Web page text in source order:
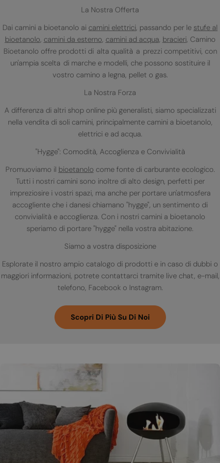
La Nostra Offerta
Dai camini a bioetanolo ai camini elettrici, passando per le stufe al
bioetanolo, camini da esterno, camini ad acqua, bracieri, Camino
Bioetanolo offre prodotti di alta qualità a prezzi competitivi, con
un'ampia scelta di marche e modelli, che possono sostituire il
vostro camino a legna, pellet o gas.
La Nostra Forza
A differenza di altri shop online più generalisti, siamo specializzati
nella vendita di soli camini, principalmente camini a bioetanolo,
elettrici e ad acqua.
"Hygge": Comodità, Accoglienza e Convivialità
Promuoviamo il bioetanolo come fonte di carburante ecologico.
Tutti i nostri camini sono inoltre di alto design, perfetti per
impreziosire i vostri spazi, ma anche per portare un'atmosfera
accogliente che i danesi chiamano "hygge", un sentimento di
convivialità e accoglienza. Con i nostri camini a bioetanolo
speriamo di portare "hygge" nella vostra abitazione.
Siamo a vostra disposizione
Esplorate il nostro ampio catalogo di prodotti e in caso di dubbi o
maggiori informazioni, potrete contattarci tramite live chat, e-mail,
telefono, Facebook o Instagram.
Scopri Di Più Su Di Noi